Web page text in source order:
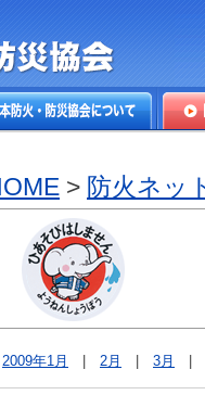
防火・防
> 防火ネッ
2009年1月 2月 3月